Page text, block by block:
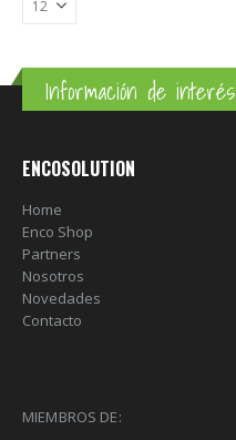
Información de interés
ENCOSOLUTION
Home
Enco Shop
Partners
Nosotros
Novedades
Contacto
MIEMBROS DE: